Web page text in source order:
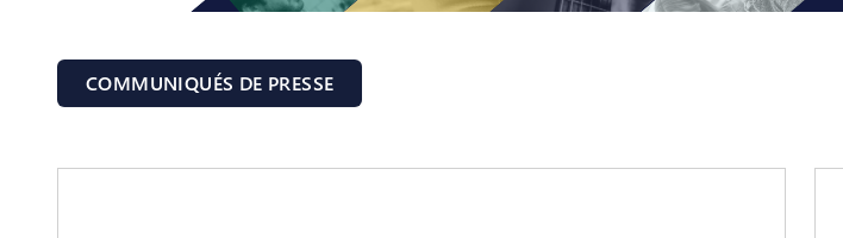
COMMUNIQUÉS DE PRESSE